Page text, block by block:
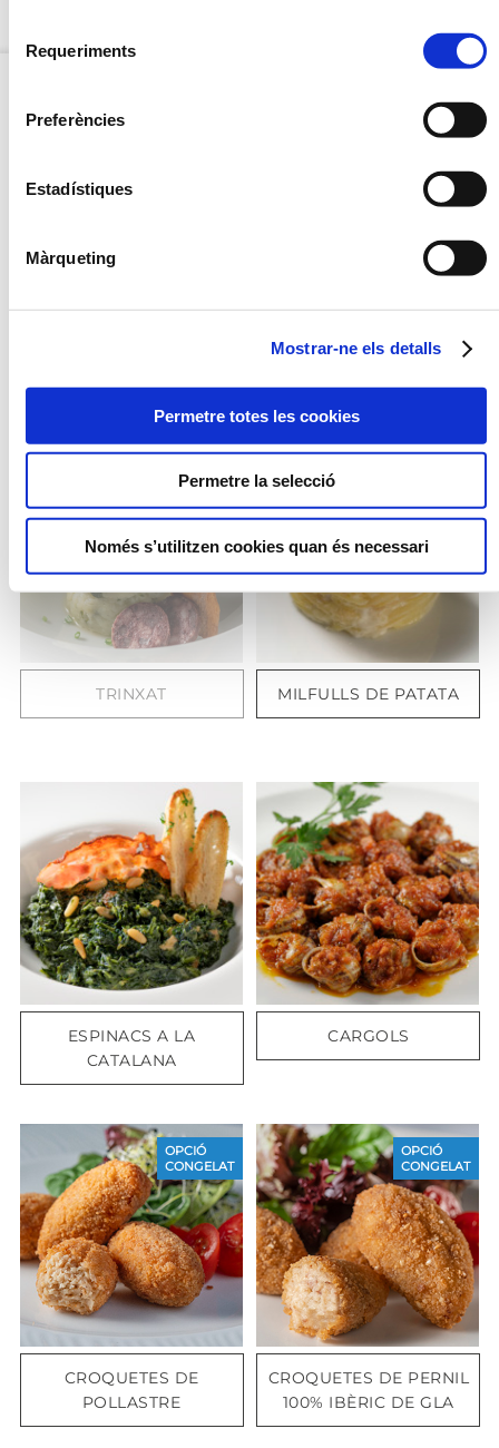
Requeriments
Preferències
Estadístiques
Màrqueting
Mostrar-ne els detalls
Permetre totes les cookies
Permetre la selecció
Només s’utilitzen cookies quan és necessari
VERDURES SALTADES A
TRINXAT MILFULLS DE PATATA
ESPINACS A LA
CATALANA
CARGOLS
CROQUETES DE
POLLASTRE
OPCIÓ
CONGELAT
CROQUETES DE PERNIL
100% IBÈRIC DE GLA
OPCIÓ
CONGELAT